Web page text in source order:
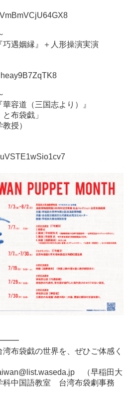
遇姻縁』＋人形操演実演
容道（三国志より）』
布袋戯」
授）
布袋戯の世界を、ぜひご体感く
（早稲田大
科中国語教室 台湾布袋劇事務